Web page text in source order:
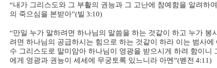
“내가 그리스도와 그 부활의 권능과 그 고난에 참예함을 알려하
의 죽으심을 본받아”(빌 3:10)
“만일 누가 말하려면 하나님의 말씀을 하는 것같이 하고 누가 봉
려면 하나님의 공급하시는 힘으로 하는 것같이 하라 이는 범사에
수 그리스도로 말미암아 하나님이 영광을 받으시게 하려 함이니
에게 영광과 권능이 세세에 무궁토록 있느니라 아멘 ”(벧전 4:11)